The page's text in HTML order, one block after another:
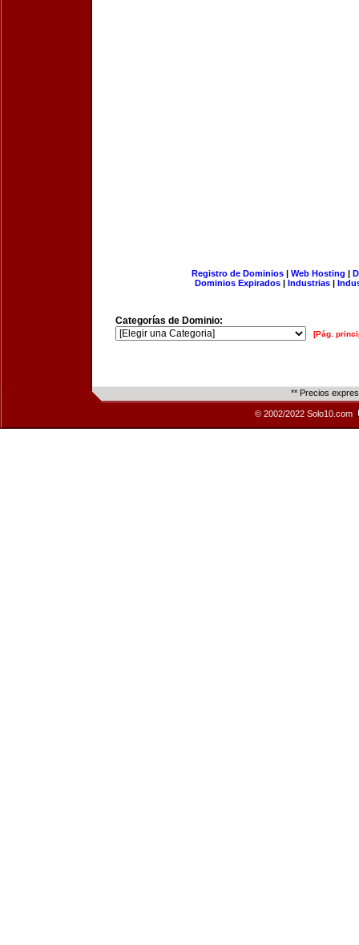
Registro de Dominios| Web Hosting |
Dominios Expirados | Industrias |
Categorías de Dominio:
[Pág.
** Precios
© 2002/2022 Solo10.com